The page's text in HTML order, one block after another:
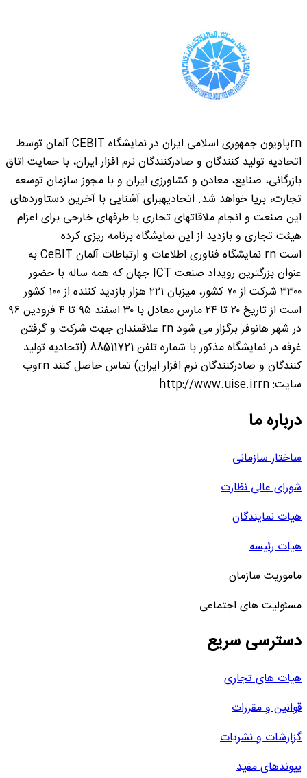
rnپاویون جمهوری اسلامی ایران در نمایشگاه CEBIT آلمان توسط
اتحادیه تولید کنندگان و صادرکنندگان نرم افزار ایران، با حمایت اتاق
بازرگانی، صنایع، معادن و کشاورزی ایران و با مجوز سازمان توسعه
تجارت، برپا خواهد شد. اتحادیهبرای آشنایی با آخرین دستاوردهای
این صنعت و انجام ملاقاتهای تجاری با طرفهای خارجی برای اعزام
هیئت تجاری و بازدید از این نمایشگاه برنامه ریزی کرده
است.rn نمایشگاه فناوری اطلاعات و ارتباطات آلمان CeBIT به
عنوان بزرگترین رویداد صنعت ICT جهان که همه ساله با حضور
۳۳۰۰ شرکت از ۷۰ کشور، میزبان ۲۲۱ هزار بازدید کننده از ۱۰۰ کشور
است از تاریخ ۲۰ تا ۲۴ مارس معادل با ۳۰ اسفند ۹۵ تا ۴ فرودین ۹۶
در شهر هانوفر برگزار می شود.rn علاقمندان جهت شرکت و گرفتن
غرفه در نمایشگاه مذکور با شماره تلفن 88511721 (اتحادیه تولید
کنندگان و صادرکنندگان نرم افزار ایران) تماس حاصل کنند.rnوب
سایت: http://www.uise.irrn
درباره ما
ساختار سازمانی
شورای عالی نظارت
هیات نمایندگان
هیات رئیسه
ماموریت سازمان
مسئولیت های اجتماعی
دسترسی سریع
هیات های تجاری
قوانین و مقررات
گزارشات و نشریات
پیوندهای مفید